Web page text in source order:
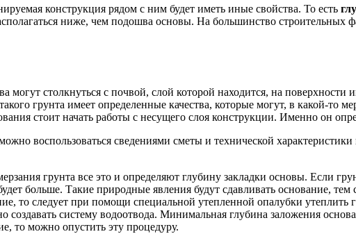
конструкция рядом с ним будет иметь иные свойства. То есть
ниже, чем подошва основы. На большинство строительных
могут столкнуться с почвой, слой которой находится, на
грунта имеет определенные качества, которые могут, в какой-то
стоит начать работы с несущего слоя конструкции. Именно он
воспользоваться сведениями сметы и технической
грунта все это и определяют глубину закладки основы. Если
больше. Такие природные явления будут сдавливать основание,
то следует при помощи специальной утепленной опалубки
систему водоотвода. Минимальная глубина заложения
то можно опустить эту процедуру.